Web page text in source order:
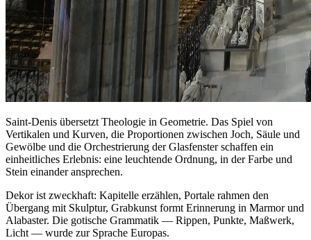
Saint‑Denis übersetzt Theologie in Geometrie. Das Spiel von
Vertikalen und Kurven, die Proportionen zwischen Joch, Säule und
Gewölbe und die Orchestrierung der Glasfenster schaffen ein
einheitliches Erlebnis: eine leuchtende Ordnung, in der Farbe und
Stein einander ansprechen.
Dekor ist zweckhaft: Kapitelle erzählen, Portale rahmen den
Übergang mit Skulptur, Grabkunst formt Erinnerung in Marmor und
Alabaster. Die gotische Grammatik — Rippen, Punkte, Maßwerk,
Licht — wurde zur Sprache Europas.